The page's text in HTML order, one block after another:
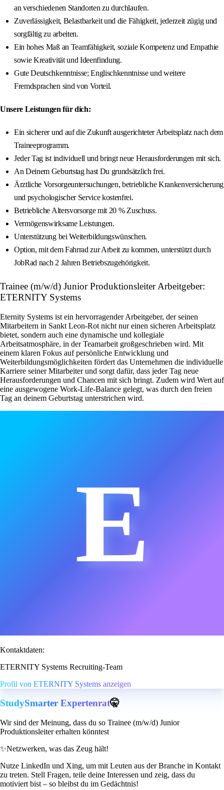
an verschiedenen Standorten zu durchlaufen.
Zuverlässigkeit, Belastbarkeit und die Fähigkeit, jederzeit zügig und
sorgfältig zu arbeiten.
Ein hohes Maß an Teamfähigkeit, soziale Kompetenz und Empathie
sowie Kreativität und Ideenfindung.
Gute Deutschkenntnisse; Englischkenntnisse und weitere
Fremdsprachen sind von Vorteil.
Unsere Leistungen für dich:
Ein sicherer und auf die Zukunft ausgerichteter Arbeitsplatz nach dem
Traineeprogramm.
Jeder Tag ist individuell und bringt neue Herausforderungen mit sich.
An Deinem Geburtstag hast Du grundsätzlich frei.
Ärztliche Vorsorgeuntersuchungen, betriebliche Krankenversicherung
und psychologischer Service kostenfrei.
Betriebliche Altersvorsorge mit 20 % Zuschuss.
Vermögenswirksame Leistungen.
Unterstützung bei Weiterbildungswünschen.
Option, mit dem Fahrrad zur Arbeit zu kommen, unterstützt durch
JobRad nach 2 Jahren Betriebszugehörigkeit.
Trainee (m/w/d) Junior Produktionsleiter Arbeitgeber:
ETERNITY Systems
Eternity Systems ist ein hervorragender Arbeitgeber, der seinen
Mitarbeitern in Sankt Leon-Rot nicht nur einen sicheren Arbeitsplatz
bietet, sondern auch eine dynamische und kollegiale
Arbeitsatmosphäre, in der Teamarbeit großgeschrieben wird. Mit
einem klaren Fokus auf persönliche Entwicklung und
Weiterbildungsmöglichkeiten fördert das Unternehmen die individuelle
Karriere seiner Mitarbeiter und sorgt dafür, dass jeder Tag neue
Herausforderungen und Chancen mit sich bringt. Zudem wird Wert auf
eine ausgewogene Work-Life-Balance gelegt, was durch den freien
Tag an deinem Geburtstag unterstrichen wird.
E
Kontaktdaten:
ETERNITY Systems Recruiting-Team
Profil von ETERNITY Systems anzeigen
StudySmarter Expertenrat🤫
Wir sind der Meinung, dass du so Trainee (m/w/d) Junior
Produktionsleiter erhalten könntest
✨Netzwerken, was das Zeug hält!
Nutze LinkedIn und Xing, um mit Leuten aus der Branche in Kontakt
zu treten. Stell Fragen, teile deine Interessen und zeig, dass du
motiviert bist – so bleibst du im Gedächtnis!